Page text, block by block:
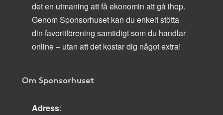
det en utmaning att få ekonomin att gå ihop.
Genom Sponsorhuset kan du enkelt stötta
din favoritförening samtidigt som du handlar
online – utan att det kostar dig något extra!
Om Sponsorhuset
Adress: